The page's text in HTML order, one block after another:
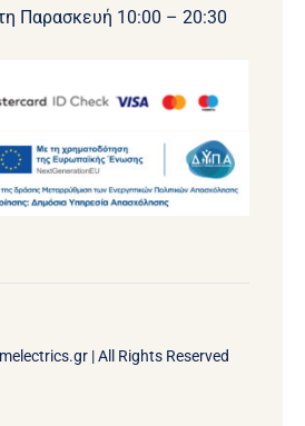
Παρασκευή 10:00 – 20:30
melectrics.gr | All Rights Reserved